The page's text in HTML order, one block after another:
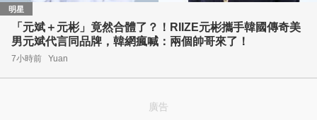
明星
「元斌＋元彬」竟然合體了？！RIIZE元彬攜手韓國傳奇美
男元斌代言同品牌，韓網瘋喊：兩個帥哥來了！
7小時前 Yuan
廣告